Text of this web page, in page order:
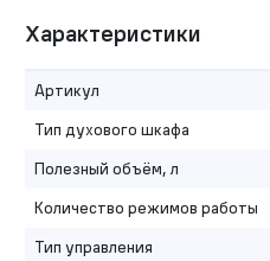
Характеристики
Артикул
Тип духового шкафа
Полезный объём, л
Количество режимов работы
Тип управления